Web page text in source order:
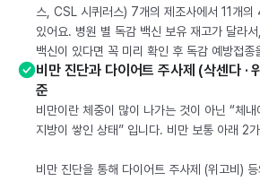
스, CSL 시퀴러스) 7개의 제조사에서 11개의
있어요. 병원 별 독감 백신 보유 재고가 달라
백신이 있다면 꼭 미리 확인 후 독감 예방접종
비만 진단과 다이어트 주사제 (삭센다 ·
준
비만이란 체중이 많이 나가는 것이 아닌 “체
지방이 쌓인 상태” 입니다. 비만 보통 아래 2
비만 진단을 통해 다이어트 주사제 (위고비)